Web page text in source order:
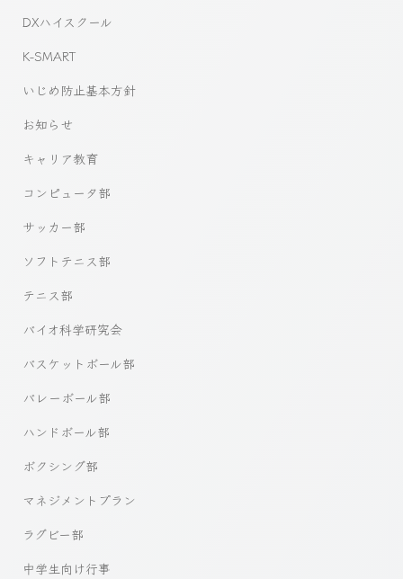
DXハイスクール
K-SMART
いじめ防止基本方針
お知らせ
キャリア教育
コンピュータ部
サッカー部
ソフトテニス部
テニス部
バイオ科学研究会
バスケットボール部
バレーボール部
ハンドボール部
ボクシング部
マネジメントプラン
ラグビー部
中学生向け行事